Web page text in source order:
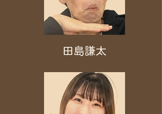
田島謙太